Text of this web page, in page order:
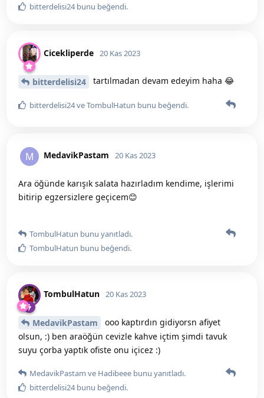
bitterdelisi24bunu beğendi.
Cicekliperde 20 Kas 2023
bitterdelisi24 tartılmadan devam edeyim haha 😂
bitterdelisi24veTombulHatun bunu beğendi.
M MedavikPastam 20 Kas 2023
Ara öğünde karışık salata hazırladım kendime, işlerimi
bitirip egzersizlere geçicem😊
TombulHatun bunu yanıtladı.
TombulHatun bunu beğendi.
TombulHatun 20 Kas 2023
MedavikPastam
ooo kaptırdın gidiyorsn afiyet
olsun, :) ben araöğün cevizle kahve içtim şimdi tavuk
suyu çorba yaptık ofiste onu içicez :)
MedavikPastam ve Hadibeee bunu yanıtladı.
bitterdelisi24bunu beğendi.